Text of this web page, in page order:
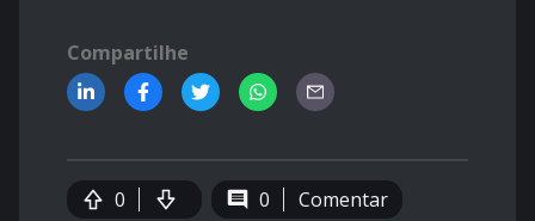
Compartilhe
0 0 Comentar